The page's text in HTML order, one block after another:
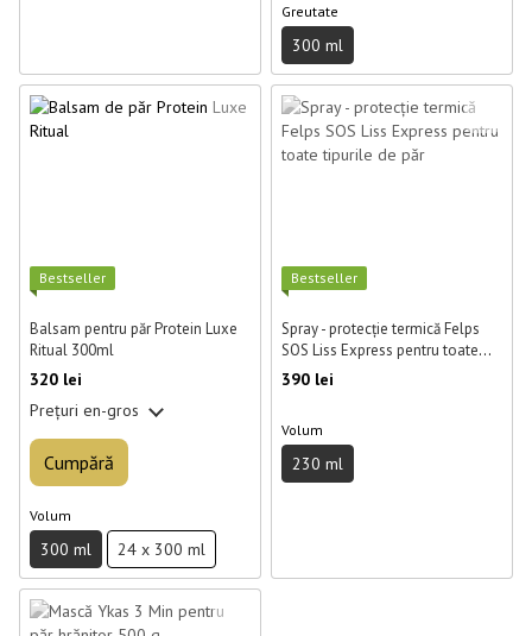
Greutate
300 ml
Best­seller
Balsam pentru păr Protein Luxe
Ritual 300ml
320 lei
Prețuri en-gros
Cumpără
Volum
300 ml 24 x 300 ml
Best­seller
Spray - protecție termică Felps
SOS Liss Express pentru toate
tipurile de păr 230 ml
390 lei
Volum
230 ml